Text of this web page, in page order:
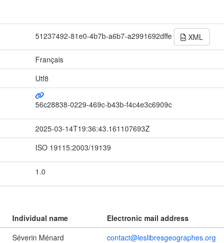
51237492-81e0-4b7b-a6b7-a2991692dffe XML
Français
Utf8
56c28838-0229-469c-b43b-f4c4e3c6909c
2025-03-14T19:36:43.161107693Z
ISO 19115:2003/19139
1.0
Individual name Electronic mail address
Séverin Ménard contact@leslibresgeographes.org